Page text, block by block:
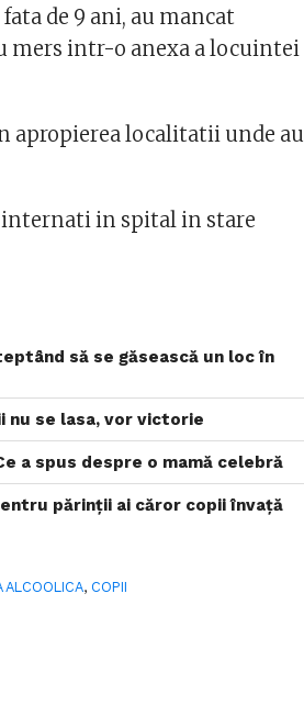
de 9 ani, au mancat
mers intr-o anexa a locuintei
apropierea localitatii unde au
in spital in stare
să se găsească un loc în
nu se lasa, vor victorie
a spus despre o mamă celebră
părinții ai căror copii învață
ALCOOLICA, COPII